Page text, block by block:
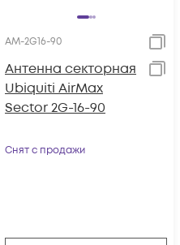
AM-2G16-90
Антенна секторная
Ubiquiti AirMax
Sector 2G-16-90
Снят с продажи